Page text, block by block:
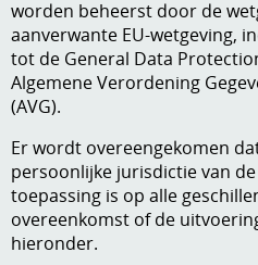
worden beheerst door de
aanverwante EU-wetgeving,
tot de General Data
Algemene Verordening
(AVG).
Er wordt overeengekomen
persoonlijke jurisdictie van
toepassing is op alle
overeenkomst of de
hieronder.